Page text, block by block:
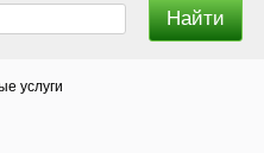
услуги